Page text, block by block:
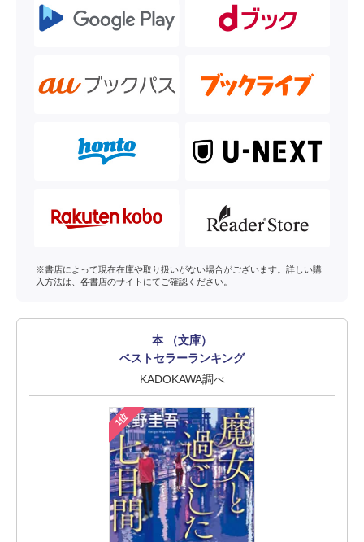
※書店によって現在在庫や取り扱いがない場合がございます。詳しい購
入方法は、各書店のサイトにてご確認ください。
本 （文庫）
ベストセラーランキング
KADOKAWA調べ
1位